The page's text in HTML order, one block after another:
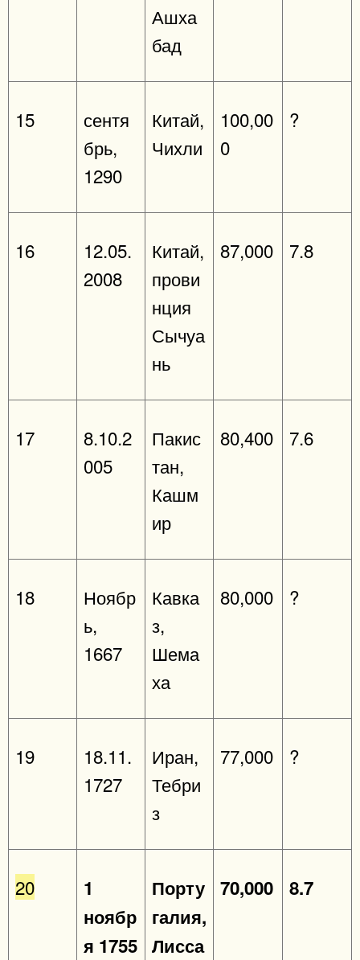
Ашха
бад
15
сентя
брь,
1290
Китай,
Чихли
100,00
0
?
16
12.05.
2008
Китай,
прови
нция
Сычуа
нь
87,000 7.8
17
8.10.2
005
Пакис
тан,
Кашм
ир
80,400 7.6
18
Ноябр
ь,
1667
Кавка
з,
Шема
ха
80,000 ?
19
18.11.
1727
Иран,
Тебри
з
77,000 ?
20
1
ноябр
я 1755
Порту
галия,
Лисса
70,000 8.7